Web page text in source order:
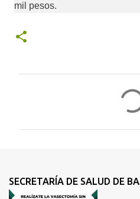
mil pesos.
t
a
SECRETARÍA DE SALUD DE